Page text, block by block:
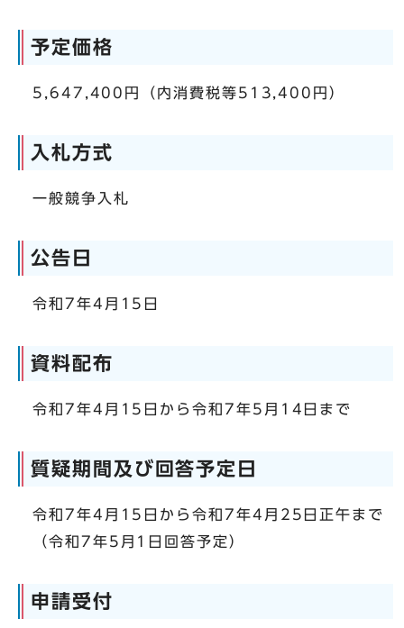
予定価格
5,647,400円（内消費税等513,400円）
入札方式
一般競争入札
公告日
令和7年4月15日
資料配布
令和7年4月15日から令和7年5月14日まで
質疑期間及び回答予定日
令和7年4月15日から令和7年4月25日正午まで
（令和7年5月1日回答予定）
申請受付